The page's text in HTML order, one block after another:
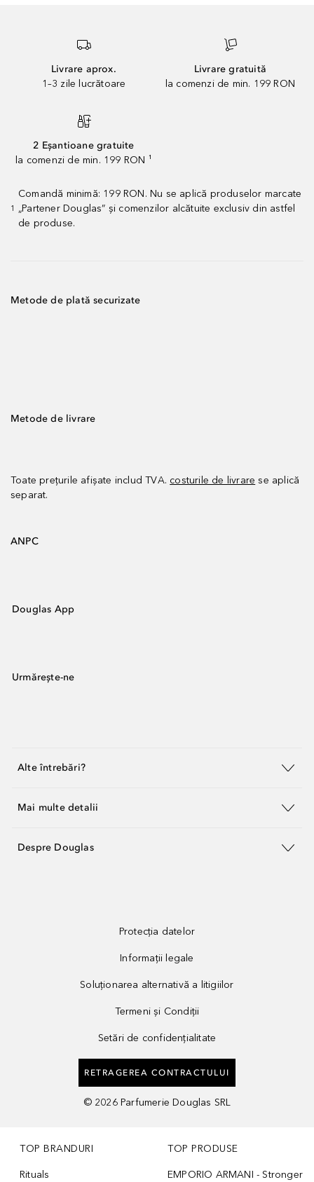
Livrare aprox.
1–3 zile lucrătoare
Livrare gratuită
la comenzi de min. 199 RON
2 Eșantioane gratuite
la comenzi de min. 199 RON ¹
1
Comandă minimă: 199 RON. Nu se aplică produselor marcate
„Partener Douglas” și comenzilor alcătuite exclusiv din astfel
de produse.
Metode de plată securizate
Metode de livrare
Toate prețurile afișate includ TVA. costurile de livrare se aplică
separat.
ANPC
Douglas App
Urmărește-ne
Alte întrebări?
Mai multe detalii
Despre Douglas
Protecția datelor
Informații legale
Soluționarea alternativă a litigiilor
Termeni și Condiții
Setări de confidențialitate
RETRAGEREA CONTRACTULUI
© 2026 Parfumerie Douglas SRL
TOP BRANDURI
Rituals
TOP PRODUSE
EMPORIO ARMANI - Stronger